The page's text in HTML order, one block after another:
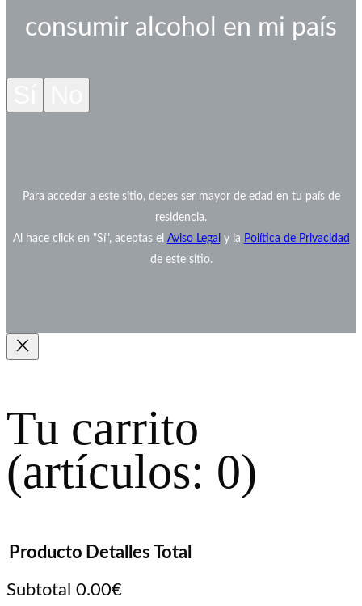
consumir alcohol en mi país
Para acceder a este sitio, debes ser mayor de edad en tu país de
residencia.
Al hace click en "Sí", aceptas el Aviso Legal y la Política de Privacidad
de este sitio.
Tu carrito
(artículos: 0)
Producto Detalles Total
Subtotal 0.00€